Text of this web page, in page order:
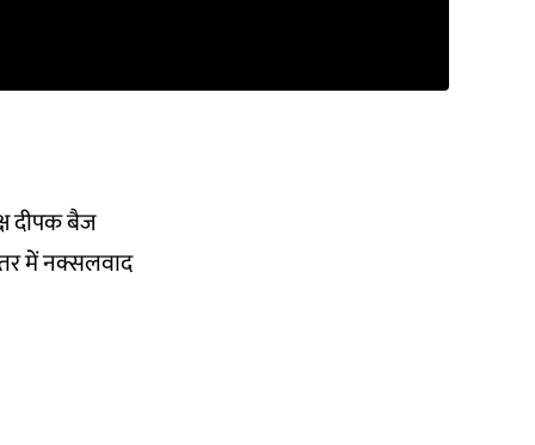
दीपक बैज
में नक्सलवाद